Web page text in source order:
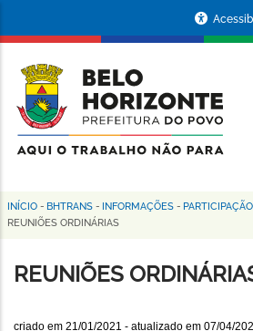
conteúdo
principal
da
Prefeitura
de
Horizonte
Trilha
navegação
INÍCIO - BHTRANS - INFORMAÇÕES -
REUNIÕES ORDINÁRIAS
REUNIÕES
criado em 21/01/2021 - atualizado em 07/04/